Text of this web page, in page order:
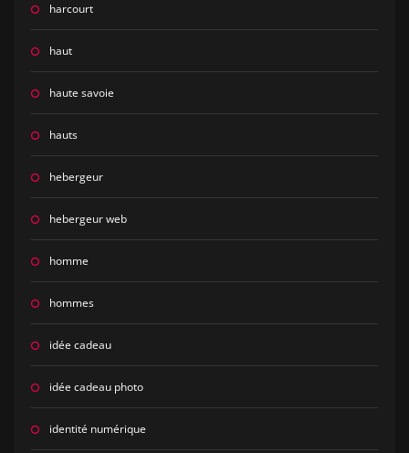
harcourt
haut
haute savoie
hauts
hebergeur
hebergeur web
homme
hommes
idée cadeau
idée cadeau photo
identité numérique